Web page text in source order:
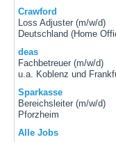
Crawford
Loss Adjuster (m/w/d)
Deutschland (Home
deas
Fachbetreuer (m/w/d)
u.a. Koblenz und
Sparkasse
Bereichsleiter (m/w/d)
Pforzheim
Alle Jobs